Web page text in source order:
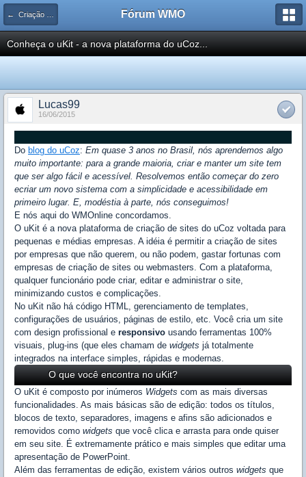
← Criação Web Fórum WMO
Conheça o uKit - a nova plataforma do uCoz...
Lucas99
16/06/2015
Do blog do uCoz: Em quase 3 anos no Brasil, nós aprendemos algo
muito importante: para a grande maioria, criar e manter um site tem
que ser algo fácil e acessível. Resolvemos então começar do zero
ecriar um novo sistema com a simplicidade e acessibilidade em
primeiro lugar. E, modéstia à parte, nós conseguimos!
E nós aqui do WMOnline concordamos.
O uKit é a nova plataforma de criação de sites do uCoz voltada para
pequenas e médias empresas. A idéia é permitir a criação de sites
por empresas que não querem, ou não podem, gastar fortunas com
empresas de criação de sites ou webmasters. Com a plataforma,
qualquer funcionário pode criar, editar e administrar o site,
minimizando custos e complicações.
No uKit não há código HTML, gerenciamento de templates,
configurações de usuários, páginas de estilo, etc. Você cria um site
com design profissional e responsivo usando ferramentas 100%
visuais, plug-ins (que eles chamam de widgets já totalmente
integrados na interface simples, rápidas e modernas.
O que você encontra no uKit?
O uKit é composto por inúmeros Widgets com as mais diversas
funcionalidades. As mais básicas são de edição: todos os títulos,
blocos de texto, separadores, imagens e afins são adicionados e
removidos como widgets que você clica e arrasta para onde quiser
em seu site. É extremamente prático e mais simples que editar uma
apresentação de PowerPoint.
Além das ferramentas de edição, existem vários outros widgets que